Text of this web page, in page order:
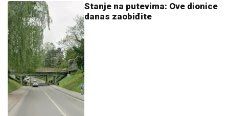
Stanje na putevima: Ove dionice
danas zaobiđite